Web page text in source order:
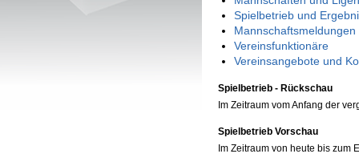
Spielbetrieb und
Vereinsfunktionäre
Vereinsangebote und
Spielbetrieb - Rückschau
Im Zeitraum vom Anfang der
Spielbetrieb Vorschau
Im Zeitraum von heute bis zum